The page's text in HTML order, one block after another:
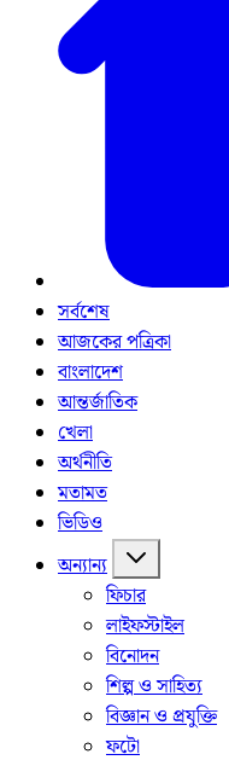
সর্বশেষ
আজকের পত্রিকা
বাংলাদেশ
আন্তর্জাতিক
খেলা
অর্থনীতি
মতামত
ভিডিও
অন্যান্য
ফিচার
লাইফস্টাইল
বিনোদন
শিল্প ও সাহিত্য
বিজ্ঞান ও প্রযুক্তি
ফটো